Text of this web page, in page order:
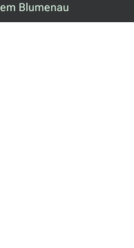
Blumenau